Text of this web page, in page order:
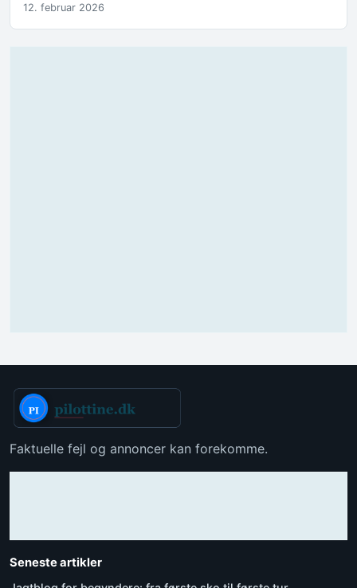
12. februar 2026
Faktuelle fejl og annoncer kan forekomme.
Seneste artikler